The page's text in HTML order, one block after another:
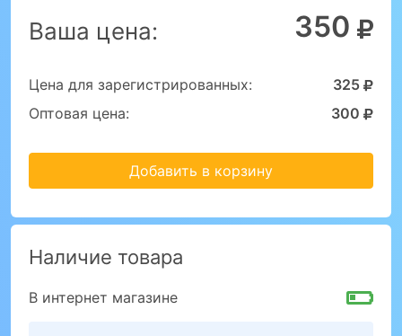
Ваша цена: 350
Цена для зарегистрированных:
325
Оптовая цена:
300
Добавить в корзину
Наличие товара
В интернет магазине